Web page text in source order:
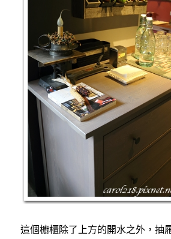
這個櫥櫃除了上方的開水之外，抽